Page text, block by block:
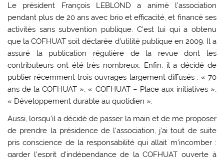
Le président François LEBLOND a animé l’association
pendant plus de 20 ans avec brio et efficacité, et financé ses
activités sans subvention publique. C’est lui qui a obtenu
que la COFHUAT soit déclarée d’utilité publique en 2009. Il a
assuré la publication régulière de la revue dont les
contributeurs ont été très nombreux. Enfin, il a décidé de
publier récemment trois ouvrages largement diffusés : « 70
ans de la COFHUAT », « COFHUAT – Place aux initiatives »,
« Développement durable au quotidien ».
Aussi, lorsqu’il a décidé de passer la main et de me proposer
de prendre la présidence de l’association, j’ai tout de suite
pris conscience de la responsabilité qui allait m’incomber :
garder l’esprit d’indépendance de la COFHUAT ouverte à